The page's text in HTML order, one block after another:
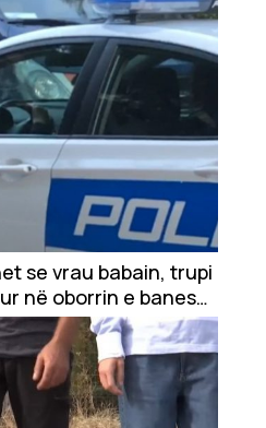
se vrau babain, trupi
në oborrin e banesës